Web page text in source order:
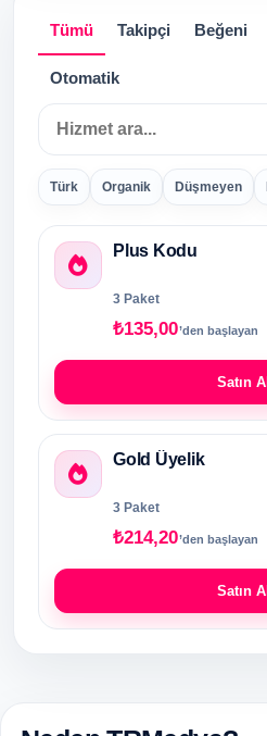
Tümü Takipçi Beğeni
Otomatik
Hizmet ara
Türk Organik Düşmeyen
Plus Kodu
3 Paket
₺135,00’den başlayan
Satın Al
Gold Üyelik
3 Paket
₺214,20’den başlayan
Satın Al